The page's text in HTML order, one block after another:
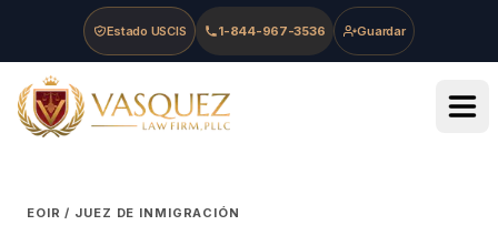
Skip to main content
Skip to navigation
Skip to footer
Estado USCIS 1-844-967-3536 Guardar
Vasquez Law Firm - Home
EOIR / JUEZ DE INMIGRACIÓN